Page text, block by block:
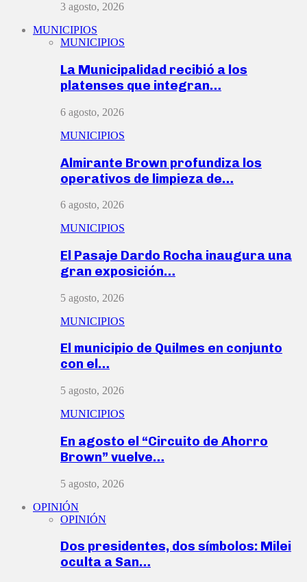
3 agosto, 2026
MUNICIPIOS
MUNICIPIOS
La Municipalidad recibió a los
platenses que integran…
6 agosto, 2026
MUNICIPIOS
Almirante Brown profundiza los
operativos de limpieza de…
6 agosto, 2026
MUNICIPIOS
El Pasaje Dardo Rocha inaugura una
gran exposición…
5 agosto, 2026
MUNICIPIOS
El municipio de Quilmes en conjunto
con el…
5 agosto, 2026
MUNICIPIOS
En agosto el “Circuito de Ahorro
Brown” vuelve…
5 agosto, 2026
OPINIÓN
OPINIÓN
Dos presidentes, dos símbolos: Milei
oculta a San…